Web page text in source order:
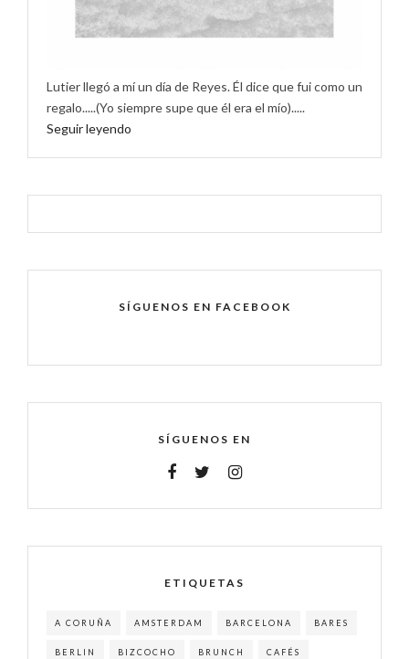
Lutier llegó a mí un día de Reyes. Él dice que fui como un
regalo.....(Yo siempre supe que él era el mío).....
Seguir leyendo
SÍGUENOS EN FACEBOOK
SÍGUENOS EN
ETIQUETAS
A CORUÑA AMSTERDAM BARCELONA BARES
BERLIN BIZCOCHO BRUNCH CAFÉS